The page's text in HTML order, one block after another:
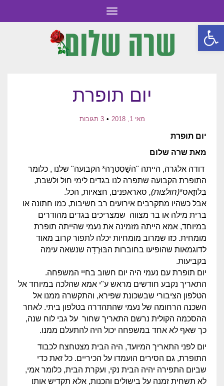
פתח סרגל נגישות
תפריט
יום תופרת
מאי 1, 2018 3 תגובות
יום תופרת
מאת שרה שלום
דודה אלגרה, הייתה "השַׁסְטְרָה* הקבועה" שלנו , כלומר
התופרת הקבועה שתפרה לנו בגדים לימי חול ולשבת,
בְּלוּזָאס*(חולצות), סאראפנים, חצאיות, הכל.
אבל כשהיו מתקרבים אירועים רב חשיבות, כמו חתונה או
ברית מילה או בר מצווה שמצריכים בגדים מהודרים
במיוחד, אמא הייתה מזמינה את נעמי שהייתה תופרת
מומחית. כזו שמרוב מומחיות יכלה לתפור קרוב מאוד
לדוגמאות שהופיעו בחוברות הבּוּרְדָה שנשאה עימה
בקביעות.
יום תופרת עם נעמי היה יום חשוב בחיי המשפחה.
התאריך נקבע חודשים מראש ע"י אמא שהלכה במיוחד אל
הטלפון הציבורי שבשכונת שפירא, והתקשרה ממנו אל
השכנה הרחומה של נעמי שהתהדרה בטלפון ביתי. לאחר
ההסכמה הקולית נרשם התאריך שחור על גבי לוח שנה,
כך שאף לא אחד במשפחה יכול היה להתעלם ממנו.
יום לפני התאריך המיועד, היה הבית מצטחצח לכבוד
התופרת, גם הסירים הועמדו על הכיריים. כל זאת כדי
שביום התפירה יהיה הבית נקי, ועקרת הבית, כלומר אמי,
לא תשחית זמנה על בישולים והכנות, אלא תקדיש אותו